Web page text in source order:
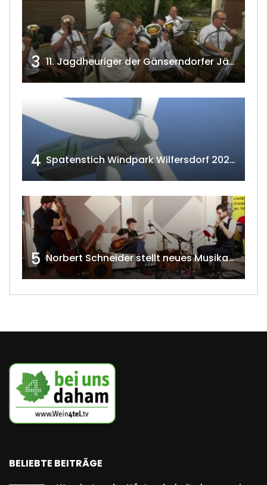
3 11. Jagdheuriger der Gänserndorfer Jäger 2020 w4tv166
4 Spatenstich Windpark Wilfersdorf 2023 w4tv177
5 Norbert Schneider stellt neues Musikalbum vor 2020 w4tv168
BELIEBTE BEITRÄGE